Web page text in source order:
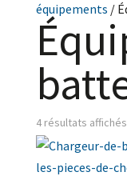
équipements /
4 résultats affichés